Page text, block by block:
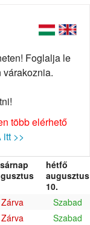
Foglalja le
több elérhető
>>
hétfő
augusztus
10.
Zárva
Szabad
Zárva
Szabad